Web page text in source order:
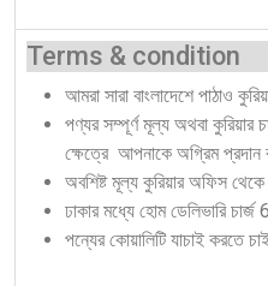
Terms & condition
আমরা সারা বাংলাদেশে পাঠাও
পণ্যর সম্পূর্ণ মূল্য অথবা কুরিয়ার
ক্ষেত্রে আপনাকে অগ্রিম প্রদান
অবশিষ্ট মূল্য কুরিয়ার অফিস
ঢাকার মধ্যে হোম ডেলিভারি
পন্যের কোয়ালিটি যাচাই করতে